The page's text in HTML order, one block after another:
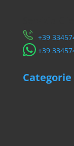
​+39
​+39
Categorie